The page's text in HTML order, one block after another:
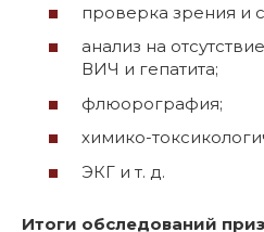
проверка зрения и
анализ на
ВИЧ и гепатита;
флюорография;
химико-
ЭКГ и т. д.
Итоги обследований